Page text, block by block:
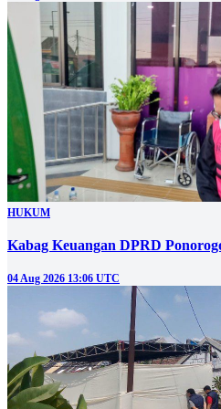
HUKUM
Kabag Keuangan DPRD
04 Aug 2026 13:06 UTC